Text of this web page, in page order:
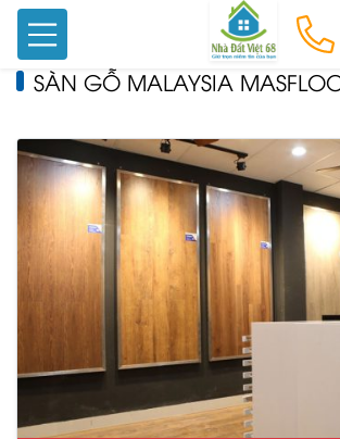
Skip to content
SÀN GỖ MALAYSIA